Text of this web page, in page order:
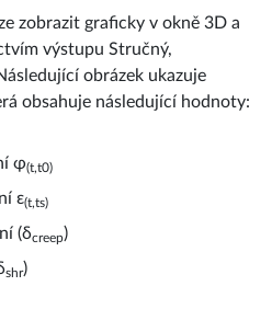
zobrazit graficky v okně 3D a
výstupu Stručný,
obrázek ukazuje
obsahuje následující hodnoty:
φ(t,t0)
ε(t,ts)
(δcreep)
shr)